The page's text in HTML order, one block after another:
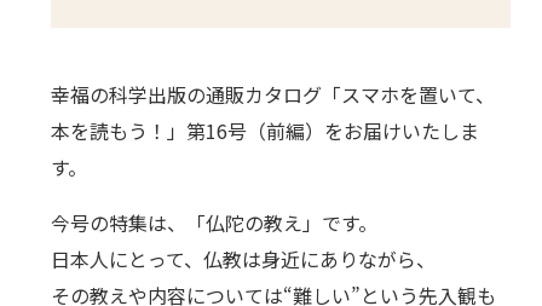
幸福の科学出版の通販カタログ「スマホを置いて、
本を読もう！」第16号（前編）をお届けいたしま
す。
今号の特集は、「仏陀の教え」です。
日本人にとって、仏教は身近にありながら、
その教えや内容については“難しい”という先入観も